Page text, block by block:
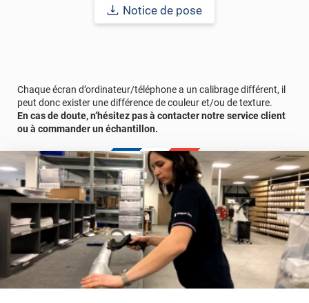
espace inspirant et revitalisé avec cetadhésif décoratif
, alliant praticité, esthétique et durabilité pour créer un
d'échantillons gratuite.
Notice de pose
Chaque écran d’ordinateur/téléphone a un calibrage différent, il
peut donc exister une différence de couleur et/ou de texture.
En cas de doute, n’hésitez pas à contacter notre service client
ou à commander un échantillon.